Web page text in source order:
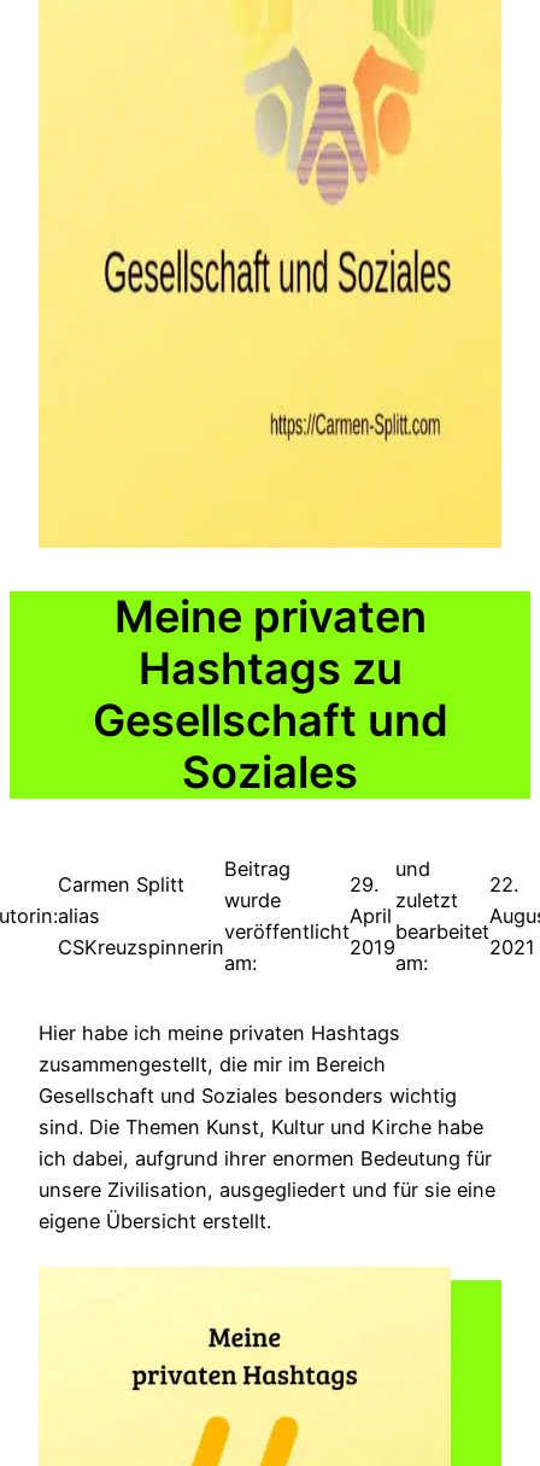
Meine privaten
Hashtags zu
Gesellschaft und
Soziales
Carmen Splitt
alias
CSKreuzspinnerin
Beitrag
wurde
veröffentlicht
am:
29.
April
2019
und
zuletzt
bearbeitet
am:
22.
2021
Hier habe ich meine privaten Hashtags
zusammengestellt, die mir im Bereich
Gesellschaft und Soziales besonders wichtig
sind. Die Themen Kunst, Kultur und Kirche habe
ich dabei, aufgrund ihrer enormen Bedeutung für
unsere Zivilisation, ausgegliedert und für sie eine
eigene Übersicht erstellt.